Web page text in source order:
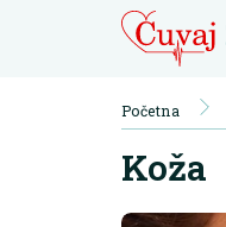
Početna
Koža